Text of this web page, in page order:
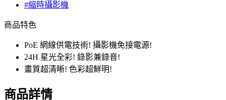
#縮時攝影機
商品特色
PoE 網線供電技術! 攝影機免接電源!
24H 星光全彩! 錄影兼錄音!
畫質超清晰! 色彩超鮮明!
商品詳情